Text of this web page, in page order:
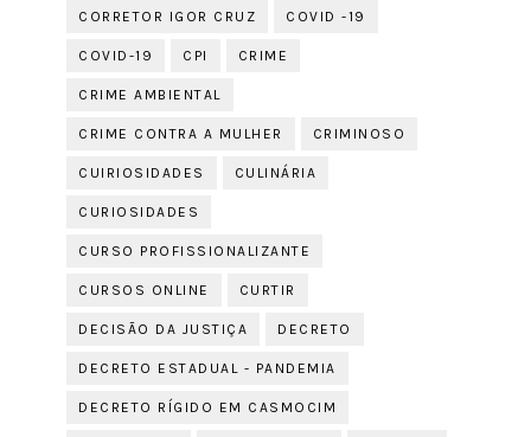
CORRETOR IGOR CRUZ COVID -19
COVID-19 CPI CRIME
CRIME AMBIENTAL
CRIME CONTRA A MULHER CRIMINOSO
CUIRIOSIDADES CULINÁRIA
CURIOSIDADES
CURSO PROFISSIONALIZANTE
CURSOS ONLINE CURTIR
DECISÃO DA JUSTIÇA DECRETO
DECRETO ESTADUAL - PANDEMIA
DECRETO RÍGIDO EM CASMOCIM